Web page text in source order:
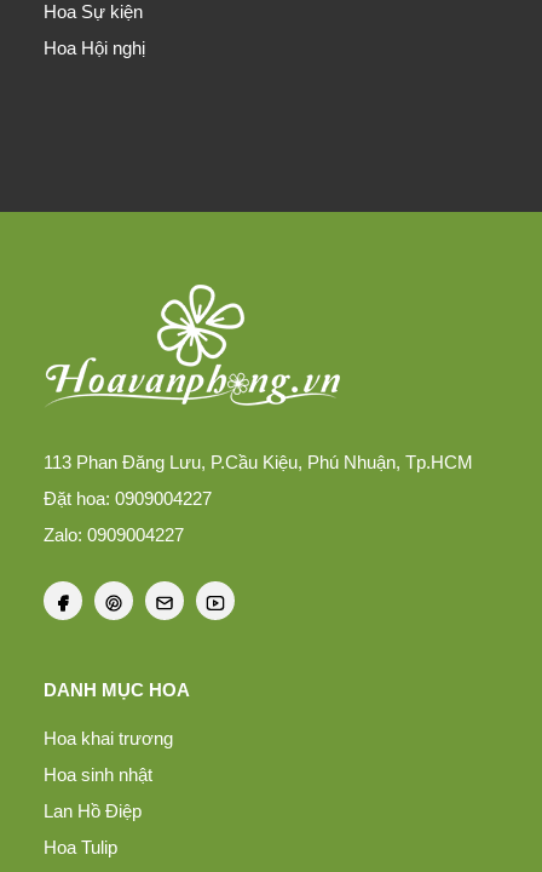
Hoa Sự kiện
Hoa Hội nghị
113 Phan Đăng Lưu, P.Cầu Kiệu, Phú Nhuận, Tp.HCM
Đặt hoa: 0909004227
Zalo: 0909004227
DANH MỤC HOA
Hoa khai trương
Hoa sinh nhật
Lan Hồ Điệp
Hoa Tulip